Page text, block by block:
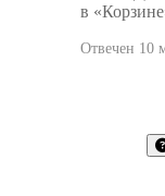
в
Отвечен 10